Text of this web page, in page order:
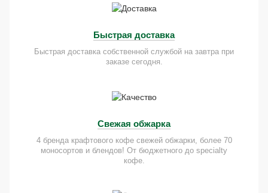
Быстрая доставка
Быстрая доставка собственной службой на завтра при
заказе сегодня.
Свежая обжарка
4 бренда крафтового кофе свежей обжарки, более 70
моносортов и блендов! От бюджетного до specialty
кофе.